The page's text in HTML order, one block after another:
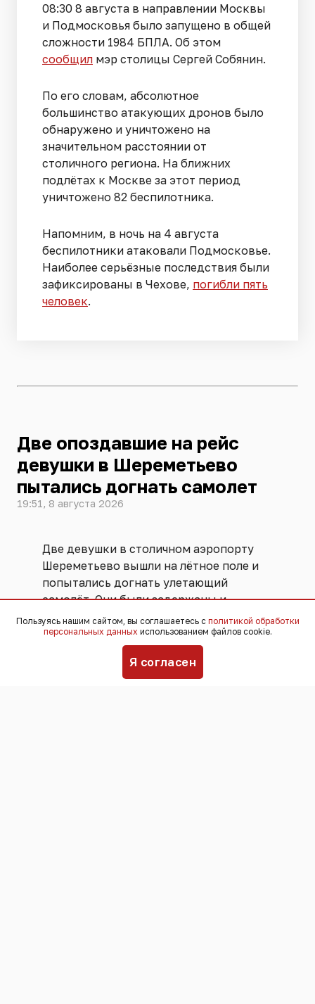
08:30 8 августа в направлении Москвы
и Подмосковья было запущено в общей
сложности 1984 БПЛА. Об этом
сообщил мэр столицы Сергей Собянин.
По его словам, абсолютное
большинство атакующих дронов было
обнаружено и уничтожено на
значительном расстоянии от
столичного региона. На ближних
подлётах к Москве за этот период
уничтожено 82 беспилотника.
Напомним, в ночь на 4 августа
беспилотники атаковали Подмосковье.
Наиболее серьёзные последствия были
зафиксированы в Чехове, погибли пять
человек.
Две опоздавшие на рейс
девушки в Шереметьево
пытались догнать самолет
19:51, 8 августа 2026
Две девушки в столичном аэропорту
Шереметьево вышли на лётное поле и
попытались догнать улетающий
самолёт. Они были задержаны и
переданы ФСБ. Угрозы безопасности
полётов не возникло, никто не
сообщилив пресс-службе
Пользуясь нашим сайтом, вы соглашаетесь с политикой обработки
персональных данных использованием файлов cookie.
Я согласен